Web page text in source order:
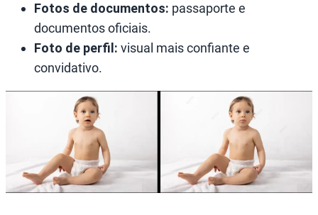
Fotos de documentos: passaporte e
documentos oficiais.
Foto de perfil: visual mais confiante e
convidativo.